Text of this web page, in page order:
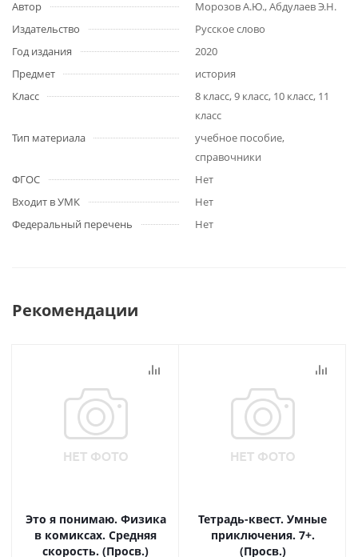
Автор
Морозов А.Ю., Абдулаев Э.Н.
Издательство
Русское слово
Год издания
2020
Предмет
история
Класс
8 класс, 9 класс, 10 класс, 11
класс
Тип материала
учебное пособие,
справочники
ФГОС
Нет
Входит в УМК
Нет
Федеральный перечень
Нет
Рекомендации
Это я понимаю. Физика
в комиксах. Средняя
скорость. (Просв.)
Тетрадь-квест. Умные
приключения. 7+.
(Просв.)